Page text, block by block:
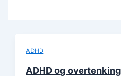
ADHD
ADHD og overtenking